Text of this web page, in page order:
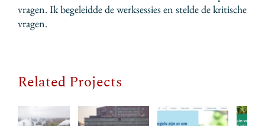
vragen. Ik begeleidde de werksessies en stelde de kritische
vragen.
Related Projects